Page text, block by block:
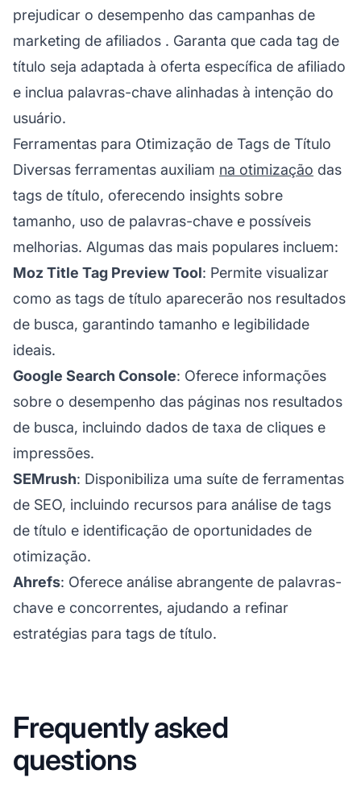
prejudicar o desempenho das campanhas de
marketing de afiliados . Garanta que cada tag de
título seja adaptada à oferta específica de afiliado
e inclua palavras-chave alinhadas à intenção do
usuário.
Ferramentas para Otimização de Tags de Título
Diversas ferramentas auxiliam na otimização das
tags de título, oferecendo insights sobre
tamanho, uso de palavras-chave e possíveis
melhorias. Algumas das mais populares incluem:
Moz Title Tag Preview Tool: Permite visualizar
como as tags de título aparecerão nos resultados
de busca, garantindo tamanho e legibilidade
ideais.
Google Search Console: Oferece informações
sobre o desempenho das páginas nos resultados
de busca, incluindo dados de taxa de cliques e
impressões.
SEMrush: Disponibiliza uma suíte de ferramentas
de SEO, incluindo recursos para análise de tags
de título e identificação de oportunidades de
otimização.
Ahrefs: Oferece análise abrangente de palavras-
chave e concorrentes, ajudando a refinar
estratégias para tags de título.
Frequently asked
questions